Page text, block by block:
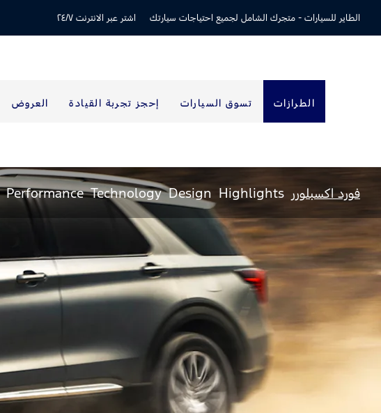
الطاير للسيارات - متجرك الشامل لجميع احتياجات سيارتك اشتر عبر الانترنت ٢٤/٧
الطرازات تسوق السيارات إحجز تجربة القيادة العروض
فورد اكسبلورر Highlights
Design
Technology
Performance